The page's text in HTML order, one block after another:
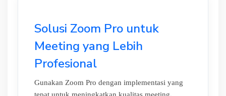
Solusi Zoom Pro untuk
Meeting yang Lebih
Profesional
Gunakan Zoom Pro dengan implementasi yang
tepat untuk meningkatkan kualitas meeting,